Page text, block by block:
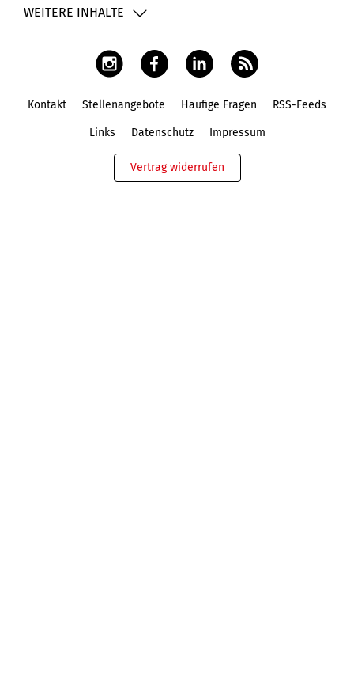
WEITERE INHALTE
Kontakt Stellenangebote Häufige Fragen RSS-Feeds
Links Datenschutz Impressum
Vertrag widerrufen